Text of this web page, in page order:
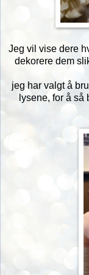
Jeg vil vise dere
dekorere dem
jeg har valgt å
lysene, for å